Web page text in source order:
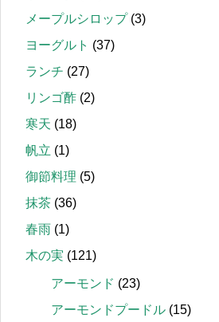
メープルシロップ(3)
ヨーグルト (37)
ランチ (27)
リンゴ酢 (2)
寒天 (18)
帆立 (1)
御節料理 (5)
抹茶 (36)
春雨 (1)
木の実 (121)
アーモンド (23)
アーモンドプードル (15)